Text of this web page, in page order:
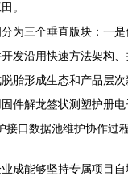
。
为三个垂直版块：一
发沿用快速方法架构
胎形成生态和产品层
件解龙签状测塑护册电
接口数据池维护协作过
成能够坚持专属项目